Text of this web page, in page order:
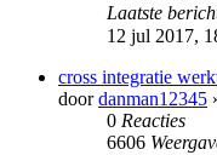
Laatste
12 jul 2017,
cross integratie
doordanman12345
0 Reacties
6606